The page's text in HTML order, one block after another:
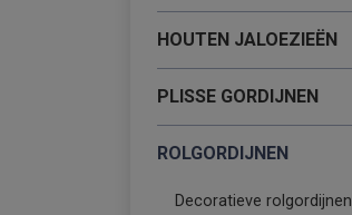
HOUTEN JALOEZIEËN
PLISSE GORDIJNEN
ROLGORDIJNEN
Decoratieve rolgordijnen